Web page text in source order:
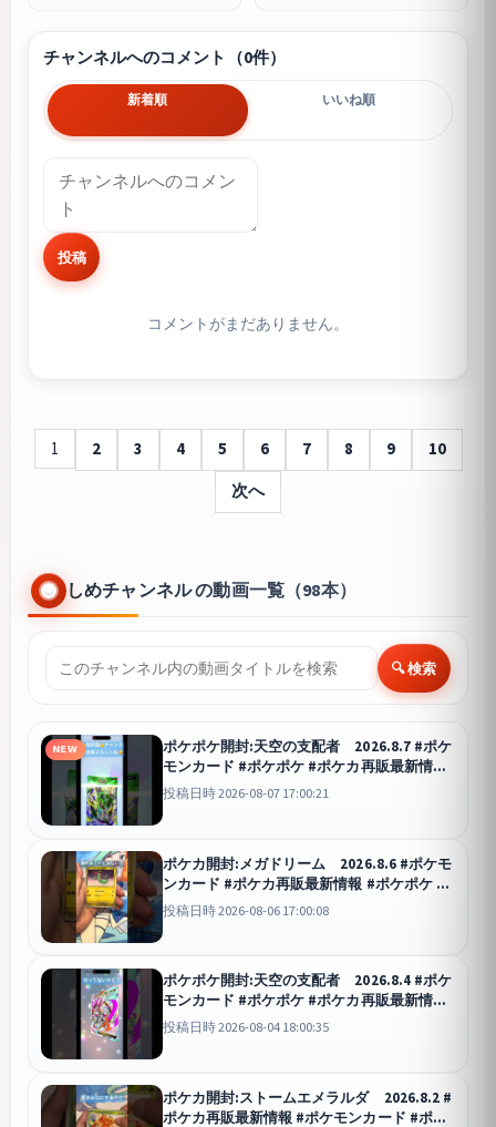
チャンネルへのコメント（0件）
新着順 いいね順
投稿
コメントがまだありません。
1 2 3 4 5 6 7 8 9
10
次へ
しめチャンネル の動画一覧（98本）
🔍 検索
NEW
ポケポケ開封:天空の支配者 2026.8.7 #ポケ
モンカード #ポケポケ #ポケカ再販最新情報
#ポケカ #ポケモン #ポケカ開封 #おれポケ
#pokemon #pokemoncards
投稿日時 2026-08-07 17:00:21
ポケカ開封:メガドリーム 2026.8.6 #ポケモ
ンカード #ポケカ再販最新情報 #ポケポケ #
ポケカ #ポケモン #最強デッキ #ポケカ開封
#pokemon #先行対戦
投稿日時 2026-08-06 17:00:08
ポケポケ開封:天空の支配者 2026.8.4 #ポケ
モンカード #ポケポケ #ポケカ再販最新情報
#ポケカ #ポケモン #ポケカ開封 #最強デッキ
#先行対戦 #pokemon #ポケモンsv
投稿日時 2026-08-04 18:00:35
ポケカ開封:ストームエメラルダ 2026.8.2 #
ポケカ再販最新情報 #ポケモンカード #ポケ